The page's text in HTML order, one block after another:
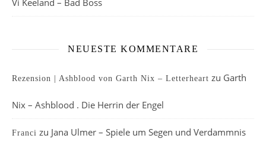
Vi Keeland – Bad Boss
NEUESTE KOMMENTARE
Rezension | Ashblood von Garth Nix – Letterheart zu Garth
Nix – Ashblood . Die Herrin der Engel
Franci zu Jana Ulmer – Spiele um Segen und Verdammnis